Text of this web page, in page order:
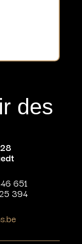
des
651
394